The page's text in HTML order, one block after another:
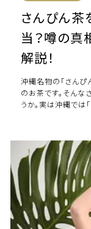
さんぴん茶
当？噂の真
解説！
沖縄名物の「さんぴ
のお茶です。そん
うか。実は沖縄では